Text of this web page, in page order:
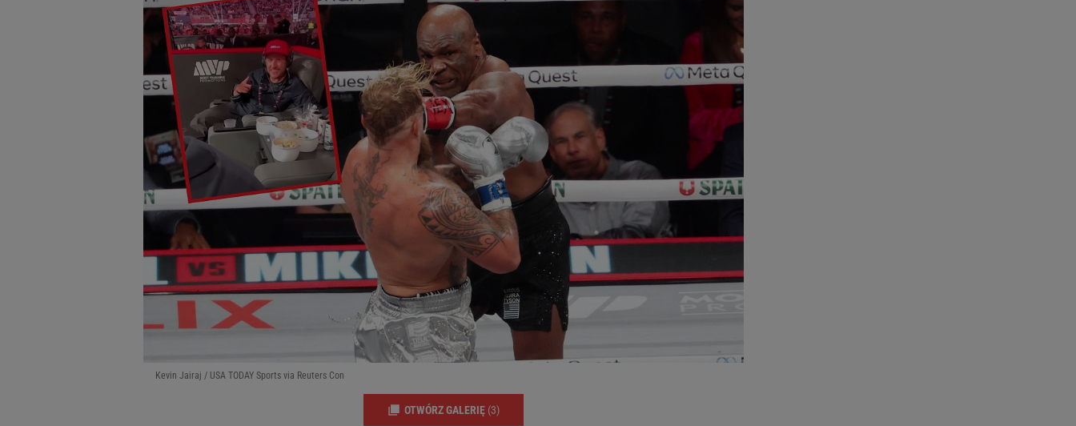
Kevin Jairaj / USA TODAY Sports via Reuters Con
OTWÓRZ GALERIĘ (3)